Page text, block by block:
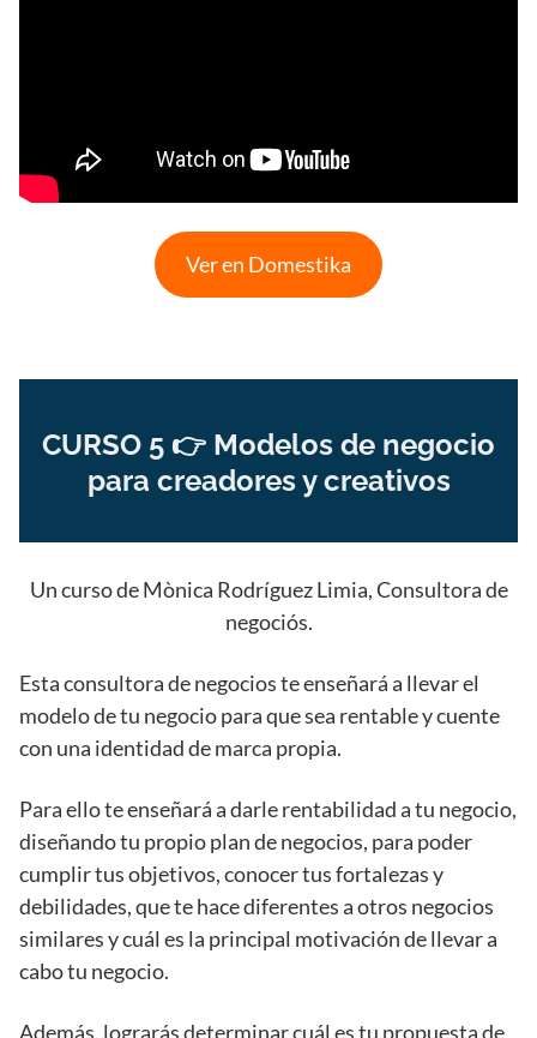
Ver en Domestika
CURSO 5 👉 Modelos de negocio
para creadores y creativos
Un curso de Mònica Rodríguez Limia, Consultora de
negociós.
Esta consultora de negocios te enseñará a llevar el
modelo de tu negocio para que sea rentable y cuente
con una identidad de marca propia.
Para ello te enseñará a darle rentabilidad a tu negocio,
diseñando tu propio plan de negocios, para poder
cumplir tus objetivos, conocer tus fortalezas y
debilidades, que te hace diferentes a otros negocios
similares y cuál es la principal motivación de llevar a
cabo tu negocio.
Además, lograrás determinar cuál es tu propuesta de